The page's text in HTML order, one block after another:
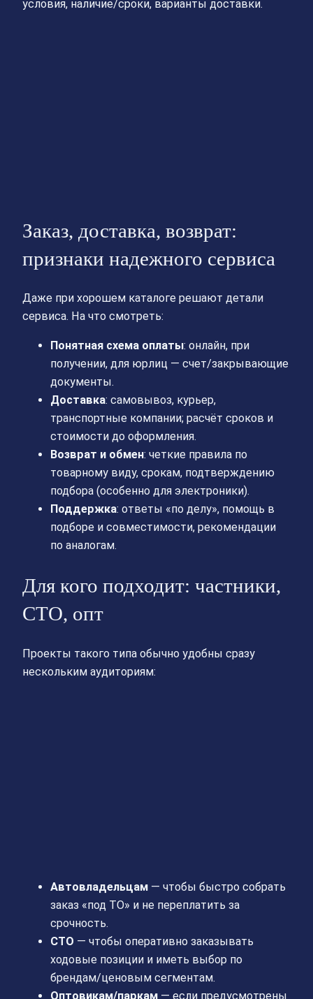
условия, наличие/сроки, варианты доставки.
Заказ, доставка, возврат:
признаки надежного сервиса
Даже при хорошем каталоге решают детали
сервиса. На что смотреть:
Понятная схема оплаты: онлайн, при
получении, для юрлиц — счет/закрывающие
документы.
Доставка: самовывоз, курьер,
транспортные компании; расчёт сроков и
стоимости до оформления.
Возврат и обмен: четкие правила по
товарному виду, срокам, подтверждению
подбора (особенно для электроники).
Поддержка: ответы «по делу», помощь в
подборе и совместимости, рекомендации
по аналогам.
Для кого подходит: частники,
СТО, опт
Проекты такого типа обычно удобны сразу
нескольким аудиториям:
Автовладельцам — чтобы быстро собрать
заказ «под ТО» и не переплатить за
срочность.
СТО — чтобы оперативно заказывать
ходовые позиции и иметь выбор по
брендам/ценовым сегментам.
Оптовикам/паркам — если предусмотрены